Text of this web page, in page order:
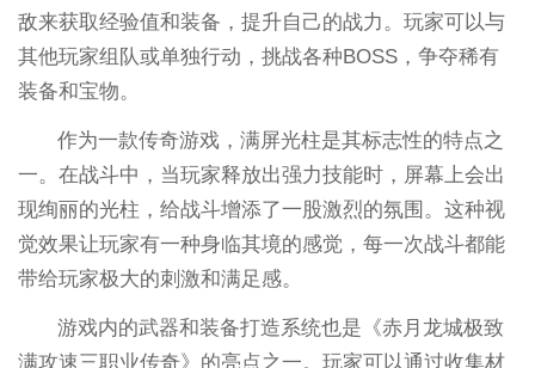
敌来获取经验值和装备，提升自己的战力。玩家可以与
其他玩家组队或单独行动，挑战各种BOSS，争夺稀有
装备和宝物。
作为一款传奇游戏，满屏光柱是其标志性的特点之
一。在战斗中，当玩家释放出强力技能时，屏幕上会出
现绚丽的光柱，给战斗增添了一股激烈的氛围。这种视
觉效果让玩家有一种身临其境的感觉，每一次战斗都能
带给玩家极大的刺激和满足感。
游戏内的武器和装备打造系统也是《赤月龙城极致
满攻速三职业传奇》的亮点之一。玩家可以通过收集材